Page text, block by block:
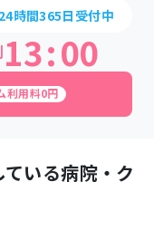
24時間365日受付中
13:00
利用料0円
いる病院・ク